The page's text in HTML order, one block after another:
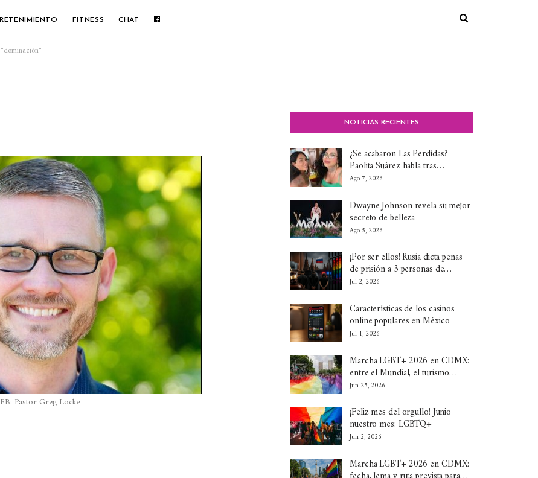
FITNESS CHAT
Pastor Greg Locke
NOTICIAS RECIENTES
¿Se acabaron Las Perdidas?
Paolita Suárez habla tras…
Ago 7, 2026
Dwayne Johnson revela su mejor
secreto de belleza
Ago 5, 2026
¡Por ser ellos! Rusia dicta penas
de prisión a 3 personas de…
Jul 2, 2026
Características de los casinos
online populares en México
Jul 1, 2026
Marcha LGBT+ 2026 en CDMX:
entre el Mundial, el turismo…
Jun 25, 2026
¡Feliz mes del orgullo! Junio
nuestro mes: LGBTQ+
Jun 2, 2026
Marcha LGBT+ 2026 en CDMX: